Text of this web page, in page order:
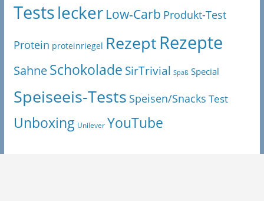
Testslecker Low-Carb Produkt-Test
Protein proteinriegel RezeptRezepte
SahneSchokolade SirTrivial Spaß Special
Speiseeis-Tests Speisen/Snacks Test
Unboxing Unilever YouTube